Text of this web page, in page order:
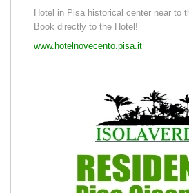
Hotel in Pisa historical center near to
Book directly to the Hotel!
www.hotelnovecento.pisa.it